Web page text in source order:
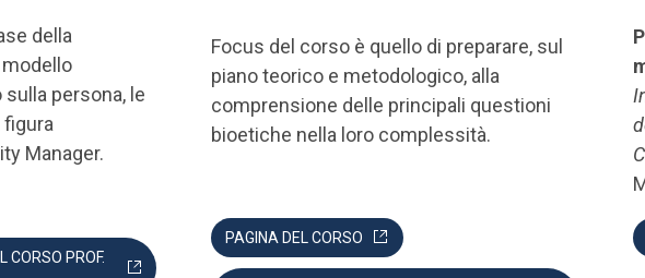
della
persona, le
Manager.
CORSO PROF.
Focus del corso è quello di preparare, sul
piano teorico e metodologico, alla
comprensione delle principali questioni
bioetiche nella loro complessità.
PAGINA DEL CORSO